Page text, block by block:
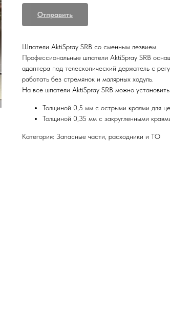
Отправить
Шпатели AktiSpray SRB со сменным лезвием.
Профессиональные шпатели AktiSpray SRB
адаптера под телескопический держатель с
работать без стремянок и малярных ходуль.
На все шпатели AktiSpray SRB можно установить
Толщиной 0,5 мм с острыми краями для
Толщиной 0,35 мм с закругленными
Категория: Запасные части, расходники и ТО